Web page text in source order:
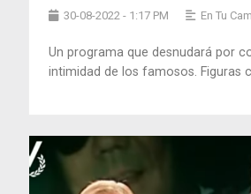
30-08-2022 - 1:17 PM En Tu
Un programa que desnudará por
intimidad de los famosos. Figuras